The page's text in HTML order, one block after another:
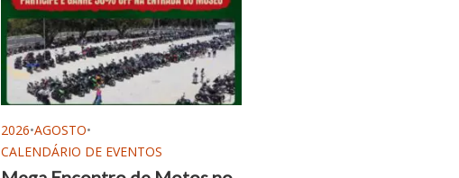
2026•AGOSTO•
CALENDÁRIO DE EVENTOS